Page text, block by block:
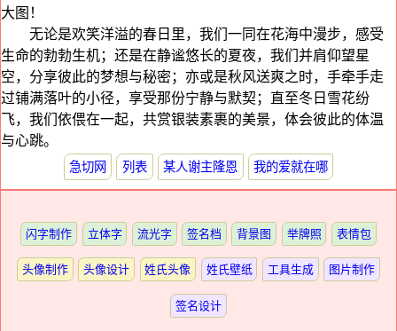
大图！
无论是欢笑洋溢的春日里，我们一同在花海中漫步，感受
生命的勃勃生机；还是在静谧悠长的夏夜，我们并肩仰望星
空，分享彼此的梦想与秘密；亦或是秋风送爽之时，手牵手走
过铺满落叶的小径，享受那份宁静与默契；直至冬日雪花纷
飞，我们依偎在一起，共赏银装素裹的美景，体会彼此的体温
与心跳。
急切网 列表 某人谢主隆恩 我的爱就在哪
闪字制作 立体字 流光字 签名档 背景图 举牌照 表情包
头像制作 头像设计 姓氏头像 姓氏壁纸 工具生成 图片制作
签名设计